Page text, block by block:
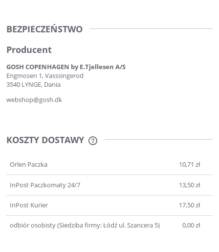
BEZPIECZEŃSTWO
Producent
GOSH COPENHAGEN by E.Tjellesen A/S
Engmosen 1, Vasssingerod
3540 LYNGE, Dania
webshop@gosh.dk
KOSZTY DOSTAWY
Orlen Paczka
10,71 zł
InPost Paczkomaty 24/7 13,50 zł
InPost Kurier 17,50 zł
odbiór osobisty(Siedziba firmy: Łódź ul. Szancera 5) 0,00 zł